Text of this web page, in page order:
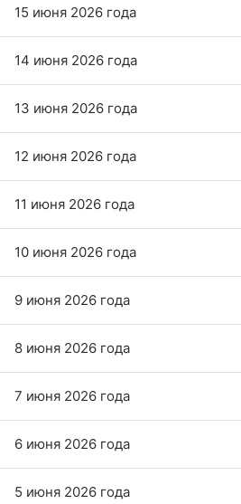
15 июня 2026 года
14 июня 2026 года
13 июня 2026 года
12 июня 2026 года
11 июня 2026 года
10 июня 2026 года
9 июня 2026 года
8 июня 2026 года
7 июня 2026 года
6 июня 2026 года
5 июня 2026 года